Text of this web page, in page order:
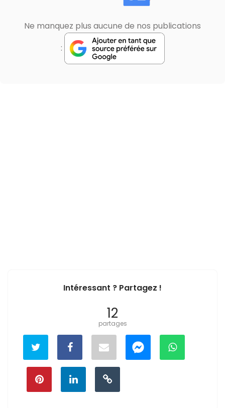
Ne manquez plus aucune de nos publications
:
Intéressant ? Partagez !
12
partages